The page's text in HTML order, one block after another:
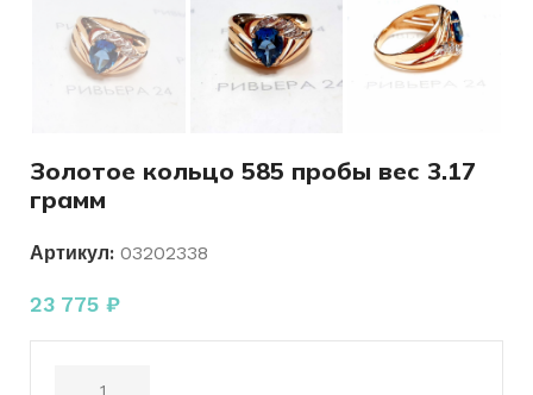
Золотое кольцо 585 пробы вес 3.17
грамм
Артикул: 03202338
23 775 ₽